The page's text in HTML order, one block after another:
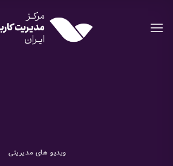
content
ویدیو های مدیریتی